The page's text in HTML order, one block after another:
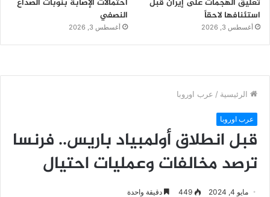
استئنافها لاحقاً
أغسطس 3, 2026
النصفي
أغسطس 3, 2026